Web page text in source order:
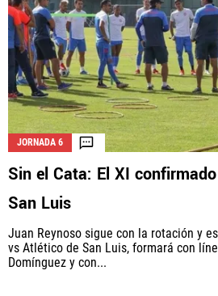
JORNADA 6
Sin el Cata: El XI
San Luis
Juan Reynoso sigue con la rotación y
vs Atlético de San Luis, formará con
Domínguez y con...